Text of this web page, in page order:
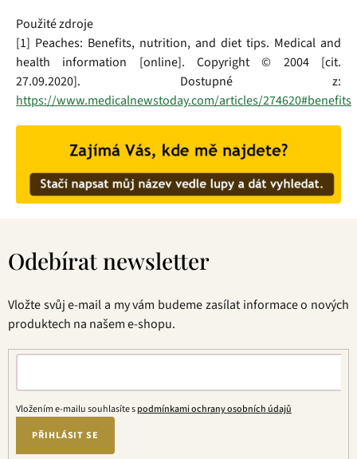
Použité zdroje
[1] Peaches: Benefits, nutrition, and diet tips. Medical and
health information [online]. Copyright © 2004 [cit.
27.09.2020]. Dostupné z:
https://www.medicalnewstoday.com/articles/274620#benefits
Odebírat newsletter
Vložte svůj e-mail a my vám budeme zasílat informace o nových
produktech na našem e-shopu.
Vložením e-mailu souhlasíte spodmínkami ochrany osobních údajů
PŘIHLÁSIT SE